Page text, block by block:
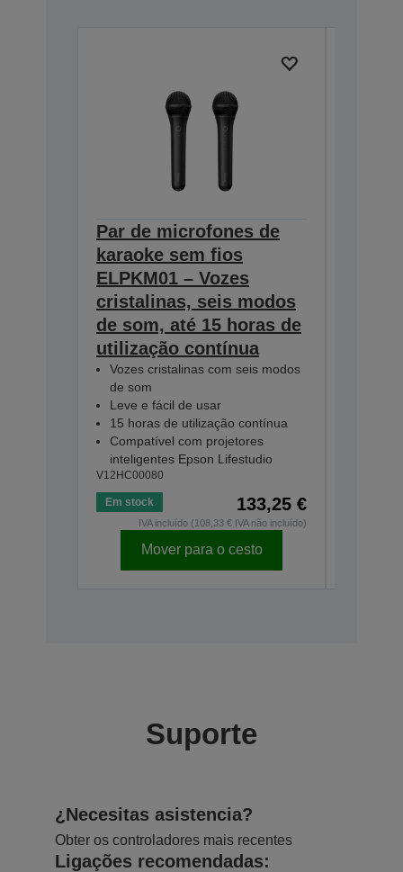
Par de microfones de
karaoke sem fios
ELPKM01 – Vozes
cristalinas, seis modos
de som, até 15 horas de
utilização contínua
Vozes cristalinas com seis modos
de som
Leve e fácil de usar
15 horas de utilização contínua
Compatível com projetores
inteligentes Epson Lifestudio
V12HC00080
Em stock 133,25 €
IVA incluído (108,33 € IVA não incluído)
Mover para o cesto
Suporte
¿Necesitas asistencia?
Obter os controladores mais recentes
Ligações recomendadas: